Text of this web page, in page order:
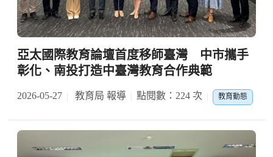
亞太國際教育論壇首度移師臺灣 中市攜手
彰化、南投打造中臺灣教育合作典範
2026-05-27 教育局 報導 點閱數：224 次 教育動態